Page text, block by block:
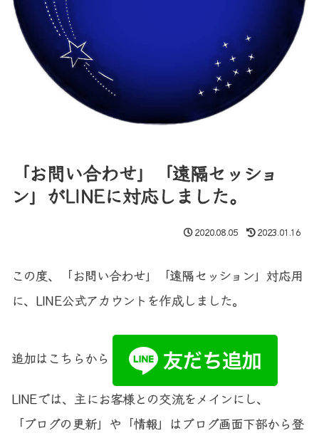
「お問い合わせ」「遠隔セッショ
ン」がLINEに対応しました。
2020.08.05 2023.01.16
この度、「お問い合わせ」「遠隔セッション」対応用
に、LINE公式アカウントを作成しました。
追加はこちらから
LINEでは、主にお客様との交流をメインにし、
「ブログの更新」や「情報」はブログ画面下部から登